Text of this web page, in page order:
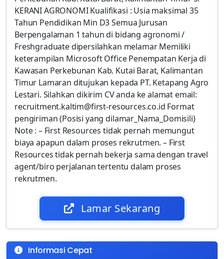
KERANI AGRONOMI Kualifikasi : Usia maksimal 35
Tahun Pendidikan Min D3 Semua Jurusan
Berpengalaman 1 tahun di bidang agronomi /
Freshgraduate dipersilahkan melamar Memiliki
keterampilan Microsoft Office Penempatan Kerja di
Kawasan Perkebunan Kab. Kutai Barat, Kalimantan
Timur Lamaran ditujukan kepada PT. Ketapang Agro
Lestari. Silahkan dikirim CV anda ke alamat email:
recruitment.kaltim@first-resources.co.id Format
pengiriman (Posisi yang dilamar_Nama_Domisili)
Note : – First Resources tidak pernah memungut
biaya apapun dalam proses rekrutmen. – First
Resources tidak pernah bekerja sama dengan travel
agent/biro perjalanan tertentu dalam proses
rekrutmen.
Lamar Sekarang
Informasi Cepat